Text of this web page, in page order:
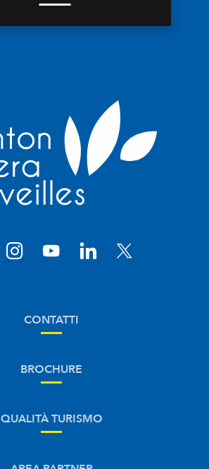
CONTATTI
BROCHURE
QUALITÀ TURISMO